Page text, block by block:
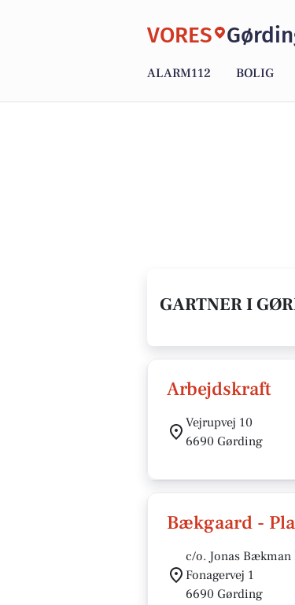
VORES
ALARM112 BOLIG
GARTNER I
Arbejdskraft
Vejrupvej 10
6690 Gørding
Bækgaard -
c/o. Jonas Bækman
Fonagervej 1
6690 Gørding